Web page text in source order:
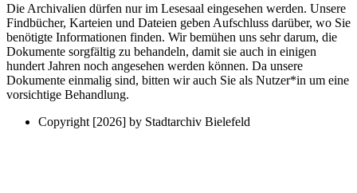
Die Archivalien dürfen nur im Lesesaal eingesehen werden. Unsere
Findbücher, Karteien und Dateien geben Aufschluss darüber, wo Sie
benötigte Informationen finden. Wir bemühen uns sehr darum, die
Dokumente sorgfältig zu behandeln, damit sie auch in einigen
hundert Jahren noch angesehen werden können. Da unsere
Dokumente einmalig sind, bitten wir auch Sie als Nutzer*in um eine
vorsichtige Behandlung.
Copyright [2026] by Stadtarchiv Bielefeld